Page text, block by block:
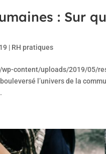
: Sur
| RH pratiques
content/uploads/2019/05/
l’univers de la